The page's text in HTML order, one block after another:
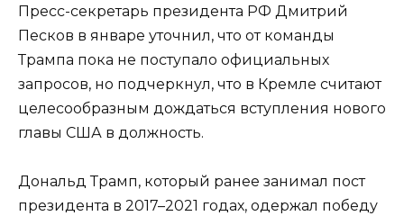
Пресс-секретарь президента РФ Дмитрий
Песков в январе уточнил, что от команды
Трампа пока не поступало официальных
запросов, но подчеркнул, что в Кремле считают
целесообразным дождаться вступления нового
главы США в должность.
Дональд Трамп, который ранее занимал пост
президента в 2017–2021 годах, одержал победу